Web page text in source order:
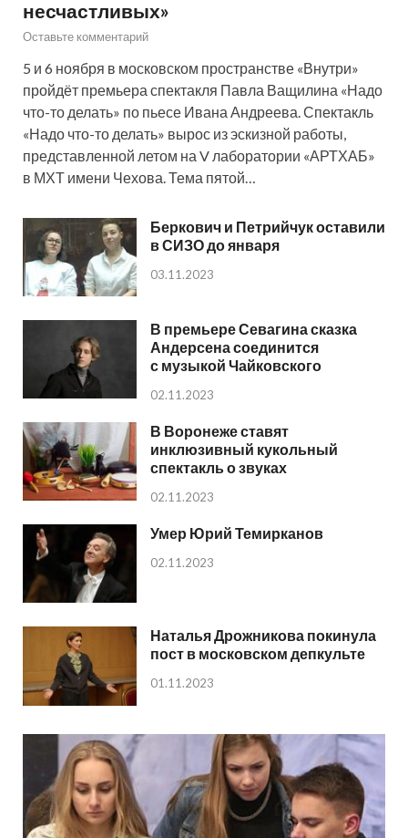
несчастливых»
Оставьте комментарий
5 и 6 ноября в московском пространстве «Внутри»
пройдёт премьера спектакля Павла Ващилина «Надо
что-то делать» по пьесе Ивана Андреева. Спектакль
«Надо что-то делать» вырос из эскизной работы,
представленной летом на V лаборатории «АРТХАБ»
в МХТ имени Чехова. Тема пятой…
Беркович и Петрийчук оставили
в СИЗО до января
03.11.2023
В премьере Севагина сказка
Андерсена соединится
с музыкой Чайковского
02.11.2023
В Воронеже ставят
инклюзивный кукольный
спектакль о звуках
02.11.2023
Умер Юрий Темирканов
02.11.2023
Наталья Дрожникова покинула
пост в московском депкульте
01.11.2023